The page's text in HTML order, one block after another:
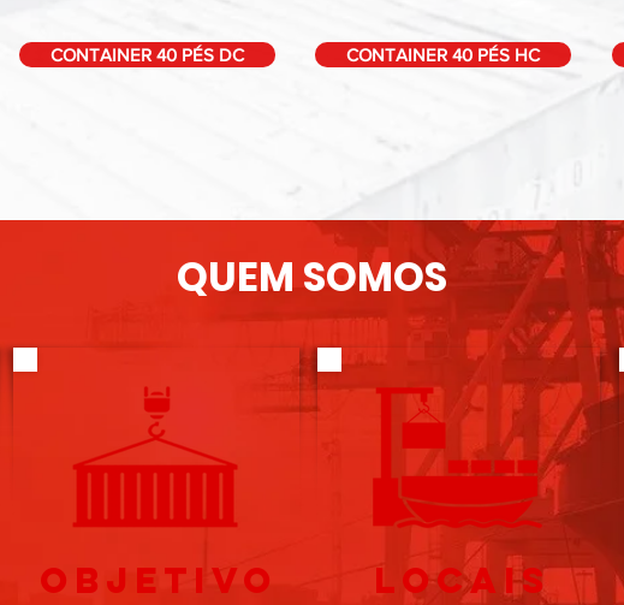
CONTAINER 40 PÉS DC CONTAINER 40 PÉS HC
QUEM SOMOS
OBJETIVO LOCAIS